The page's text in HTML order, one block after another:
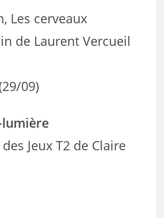
Les cerveaux
de Laurent Vercueil
09)
lumière
Jeux T2 de Claire